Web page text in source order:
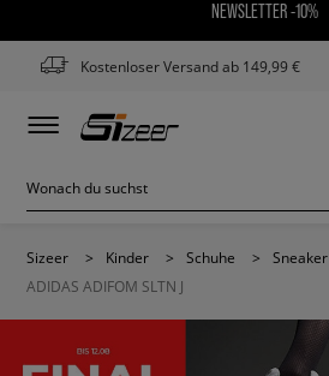
NEWSLETTER -10%
Kostenloser Versand ab 149,99 €
Sizeer > Kinder > Schuhe > Sneaker
ADIDAS ADIFOM SLTN J